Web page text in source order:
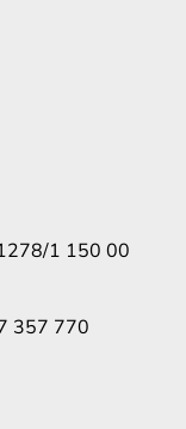
1 150 00
357 770